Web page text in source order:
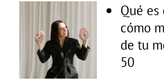
Qué
cómo
de tu
50